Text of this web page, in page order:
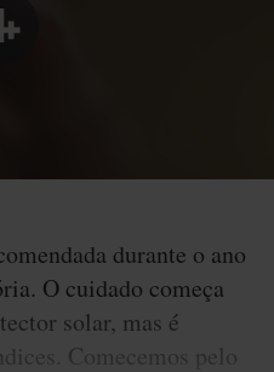
durante o ano
O cuidado começa
solar, mas é
Comecemos pelo